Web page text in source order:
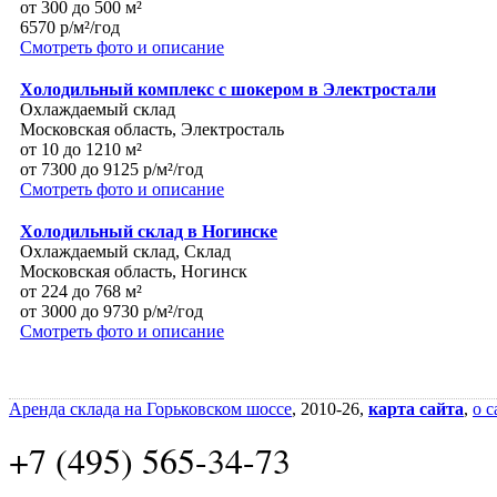
от 300 до 500 м²
6570 р/м²/год
Смотреть фото и описание
Холодильный комплекс с шокером в Электростали
Охлаждаемый склад
Московская область, Электросталь
от 10 до 1210 м²
от 7300 до 9125 р/м²/год
Смотреть фото и описание
Холодильный склад в Ногинске
Охлаждаемый склад, Склад
Московская область, Ногинск
от 224 до 768 м²
от 3000 до 9730 р/м²/год
Смотреть фото и описание
Аренда склада на Горьковском шоссе, 2010-26, карта сайта, о
+7 (495) 565-34-73